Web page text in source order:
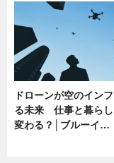
ドローンが空のイン
る未来 仕事と暮らし
変わる？│ブルーイ…